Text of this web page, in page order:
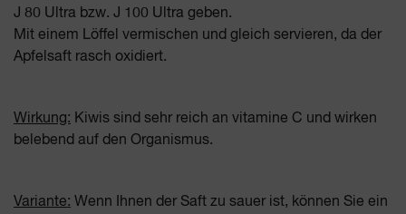
J 80 Ultra bzw. J 100 Ultra geben.
Mit einem Löffel vermischen und gleich servieren, da der
Apfelsaft rasch oxidiert.
Wirkung: Kiwis sind sehr reich an vitamine C und wirken
belebend auf den Organismus.
Variante: Wenn Ihnen der Saft zu sauer ist, können Sie ein